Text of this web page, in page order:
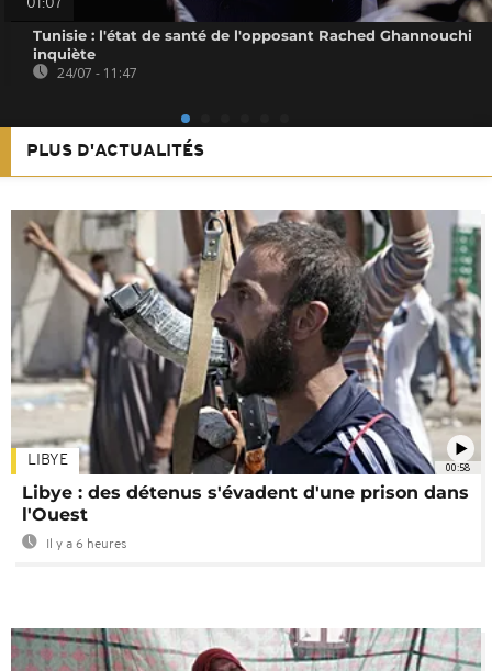
01:07
Tunisie : l'état de santé de l'opposant Rached Ghannouchi
inquiète
24/07 - 11:47
PLUS D'ACTUALITÉS
00:58
LIBYE
Libye : des détenus s'évadent d'une prison dans
l'Ouest
Il y a 6 heures